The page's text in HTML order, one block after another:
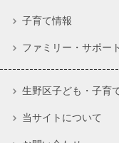
子育て情報
ファミリー・サポー
生野区子ども・子育
当サイトについて